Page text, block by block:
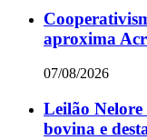
aproxima
07/08/2026
Leilão Nelore
bovina e